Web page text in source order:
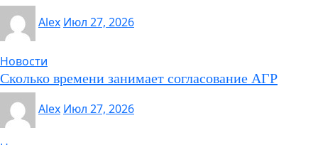
Alex Июл 27, 2026
Новости
Сколько времени занимает согласование АГР
Alex Июл 27, 2026